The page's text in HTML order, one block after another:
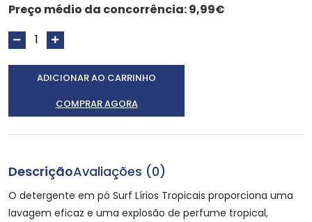
Preço médio da concorrência:9,99€
ADICIONAR AO CARRINHO
COMPRAR AGORA
DescriçãoAvaliações (0)
O detergente em pó Surf Lírios Tropicais proporciona uma
lavagem eficaz e uma explosão de perfume tropical,